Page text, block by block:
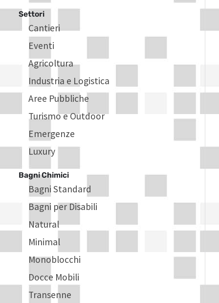
Settori
Cantieri
Eventi
Agricoltura
Industria e Logistica
Aree Pubbliche
Turismo e Outdoor
Emergenze
Luxury
Bagni Chimici
Bagni Standard
Bagni per Disabili
Natural
Minimal
Monoblocchi
Docce Mobili
Transenne